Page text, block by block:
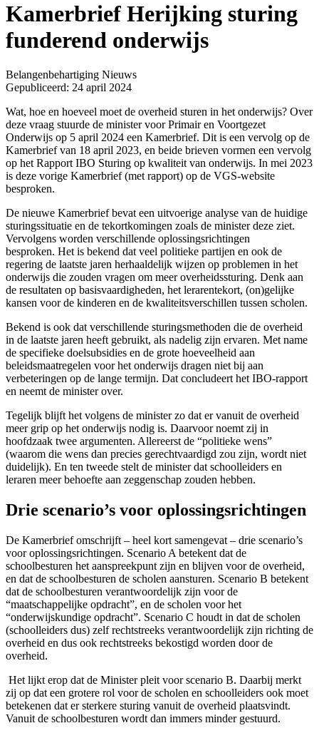
Kamerbrief Herijking sturing
funderend onderwijs
Belangenbehartiging Nieuws
Gepubliceerd: 24 april 2024
Wat, hoe en hoeveel moet de overheid sturen in het onderwijs? Over
deze vraag stuurde de minister voor Primair en Voortgezet
Onderwijs op 5 april 2024 een Kamerbrief. Dit is een vervolg op de
Kamerbrief van 18 april 2023, en beide brieven vormen een vervolg
op het Rapport IBO Sturing op kwaliteit van onderwijs. In mei 2023
is deze vorige Kamerbrief (met rapport) op de VGS-website
besproken.
De nieuwe Kamerbrief bevat een uitvoerige analyse van de huidige
sturingssituatie en de tekortkomingen zoals de minister deze ziet.
Vervolgens worden verschillende oplossingsrichtingen
besproken. Het is bekend dat veel politieke partijen en ook de
regering de laatste jaren herhaaldelijk wijzen op problemen in het
onderwijs die zouden vragen om meer overheidssturing. Denk aan
de resultaten op basisvaardigheden, het lerarentekort, (on)gelijke
kansen voor de kinderen en de kwaliteitsverschillen tussen scholen.
Bekend is ook dat verschillende sturingsmethoden die de overheid
in de laatste jaren heeft gebruikt, als nadelig zijn ervaren. Met name
de specifieke doelsubsidies en de grote hoeveelheid aan
beleidsmaatregelen voor het onderwijs dragen niet bij aan
verbeteringen op de lange termijn. Dat concludeert het IBO-rapport
en neemt de minister over.
Tegelijk blijft het volgens de minister zo dat er vanuit de overheid
meer grip op het onderwijs nodig is. Daarvoor noemt zij in
hoofdzaak twee argumenten. Allereerst de “politieke wens”
(waarom die wens dan precies gerechtvaardigd zou zijn, wordt niet
duidelijk). En ten tweede stelt de minister dat schoolleiders en
leraren meer behoefte aan zeggenschap zouden hebben.
Drie scenario’s voor oplossingsrichtingen
De Kamerbrief omschrijft – heel kort samengevat – drie scenario’s
voor oplossingsrichtingen. Scenario A betekent dat de
schoolbesturen het aanspreekpunt zijn en blijven voor de overheid,
en dat de schoolbesturen de scholen aansturen. Scenario B betekent
dat de schoolbesturen verantwoordelijk zijn voor de
“maatschappelijke opdracht”, en de scholen voor het
“onderwijskundige opdracht”. Scenario C houdt in dat de scholen
(schoolleiders dus) zelf rechtstreeks verantwoordelijk zijn richting de
overheid en dus ook rechtstreeks bekostigd worden door de
overheid.
Het lijkt erop dat de Minister pleit voor scenario B. Daarbij merkt
zij op dat een grotere rol voor de scholen en schoolleiders ook moet
betekenen dat er sterkere sturing vanuit de overheid plaatsvindt.
Vanuit de schoolbesturen wordt dan immers minder gestuurd.